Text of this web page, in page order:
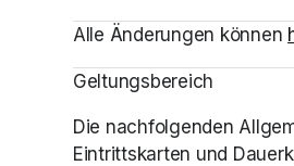
Alle Änderungen können
Geltungsbereich
Die nachfolgenden
Eintrittskarten und